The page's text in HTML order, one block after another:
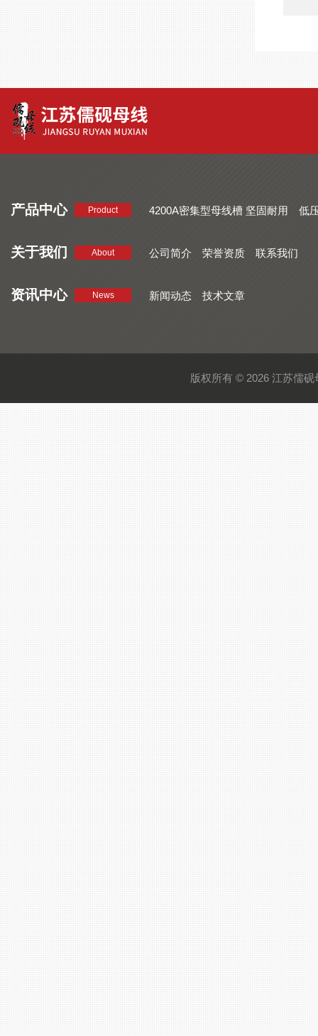
产品中心 Product 4200A密集型母线槽 坚固耐用
低
关于我们 About 公司简介 荣誉资质 联系我们
资讯中心 News 新闻动态 技术文章
版权所有 © 2026 江苏儒